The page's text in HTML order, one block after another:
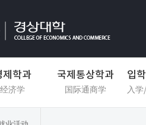
제학과
经济学
국제통상학과
国际通商学
입
入